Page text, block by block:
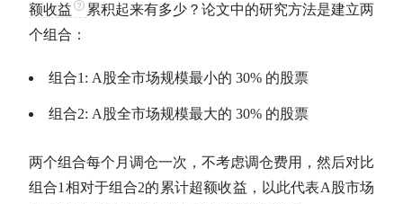
额收益
累积起来有多少？论文中的研究方法是建立两
个组合：
组合1: A股全市场规模最小的 30% 的股票
组合2: A股全市场规模最大的 30% 的股票
两个组合每个月调仓一次，不考虑调仓费用，然后对比
组合1相对于组合2的累计超额收益 ，以此代表A股市场